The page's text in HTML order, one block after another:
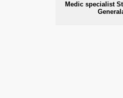
Medic specialist